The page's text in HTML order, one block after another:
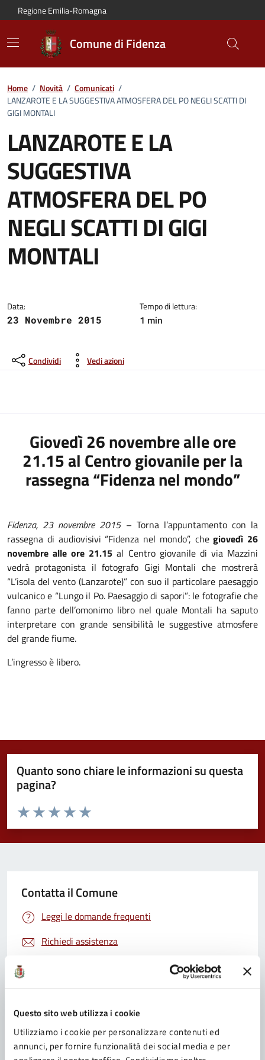
Questo sito web utilizza i cookie
Utilizziamo i cookie per personalizzare contenuti ed
annunci, per fornire funzionalità dei social media e per
Vai al contenuto principale
Vai alla navigazione del sito
Vai al piede di pagina
Regione Emilia-Romagna
Comune di Fidenza
Home / Novità / Comunicati /
LANZAROTE E LA SUGGESTIVA ATMOSFERA DEL PO NEGLI SCATTI DI
GIGI MONTALI
LANZAROTE E LA
SUGGESTIVA
ATMOSFERA DEL PO
NEGLI SCATTI DI GIGI
MONTALI
Data:
23 Novembre 2015
Tempo di lettura:
1 min
Condividi Vedi azioni
Giovedì 26 novembre alle ore
21.15 al Centro giovanile per la
rassegna “Fidenza nel mondo”
Fidenza, 23 novembre 2015– Torna l’appuntamento con la
rassegna di audiovisivi “Fidenza nel mondo”, chegiovedì 26
novembre alle ore 21.15 al Centro giovanile di via Mazzini
vedrà protagonista il fotografo Gigi Montali che mostrerà
“L’isola del vento (Lanzarote)” con suo il particolare paesaggio
vulcanico e “Lungo il Po. Paesaggio di sapori”: le fotografie che
fanno parte dell’omonimo libro nel quale Montali ha saputo
interpretare con grande sensibilità le suggestive atmosfere
del grande fiume.
L’ingresso è libero.
Quanto sono chiare le informazioni su questa
pagina?
Valuta da 1 a 5 stelle la pagina
Valuta 5 stelle su 5
Valuta 4 stelle su 5
Valuta 3 stelle su 5
Valuta 2 stelle su 5
Valuta 1 stelle su 5
Contatta il Comune
Leggi le domande frequenti
Richiedi assistenza
Segnala disservizio